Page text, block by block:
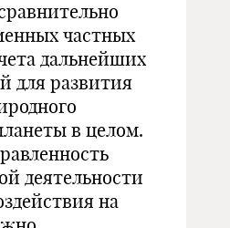
частных
дальнейших
для развития
в целом.
деятельности
на